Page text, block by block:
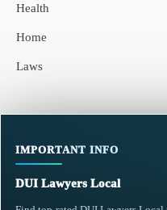
Health
Home
Laws
IMPORTANT INFO
DUI Lawyers Local